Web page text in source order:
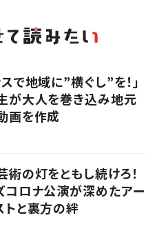
スで地域に”横ぐし”を！」
が大人を巻き込み地元
画を作成
術の灯をともし続けろ！
コロナ公演が深めたアー
トと裏方の絆